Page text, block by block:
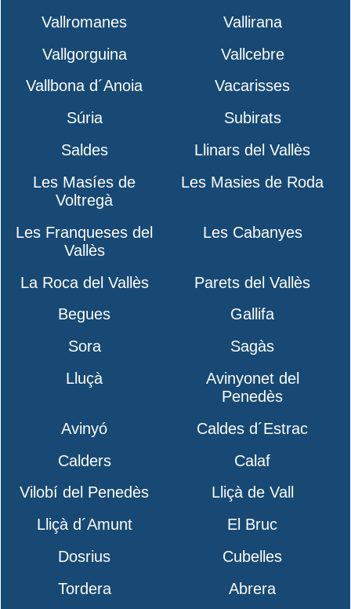
Vallromanes
Vallirana
Vallgorguina
Vallcebre
Vallbona d´Anoia
Vacarisses
Súria
Subirats
Saldes
Llinars del Vallès
Les Masíes de
Voltregà
Les Masies de Roda
Les Franqueses del
Vallès
Les Cabanyes
La Roca del Vallès
Parets del Vallès
Begues
Gallifa
Sora
Sagàs
Lluçà
Avinyonet del
Penedès
Avinyó
Caldes d´Estrac
Calders
Calaf
Vilobí del Penedès
Lliçà de Vall
Lliçà d´Amunt
El Bruc
Dosrius
Cubelles
Tordera
Abrera